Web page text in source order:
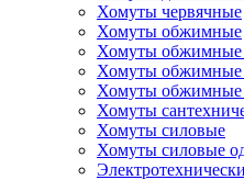
Хомуты червячные
Хомуты обжимные
Хомуты обжимные
Хомуты
Хомуты обжимные
Хомуты
Хомуты силовые
Хомуты силовые